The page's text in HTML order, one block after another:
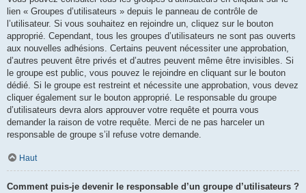
lien « Groupes d’utilisateurs » depuis le panneau de contrôle de
l’utilisateur. Si vous souhaitez en rejoindre un, cliquez sur le bouton
approprié. Cependant, tous les groupes d’utilisateurs ne sont pas ouverts
aux nouvelles adhésions. Certains peuvent nécessiter une approbation,
d’autres peuvent être privés et d’autres peuvent même être invisibles. Si
le groupe est public, vous pouvez le rejoindre en cliquant sur le bouton
dédié. Si le groupe est restreint et nécessite une approbation, vous devez
cliquer également sur le bouton approprié. Le responsable du groupe
d’utilisateurs devra alors approuver votre requête et pourra vous
demander la raison de votre requête. Merci de ne pas harceler un
responsable de groupe s’il refuse votre demande.
Haut
Comment puis-je devenir le responsable d’un groupe d’utilisateurs ?